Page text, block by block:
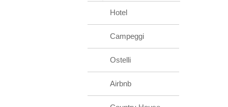
Hotel
Campeggi
Ostelli
Airbnb